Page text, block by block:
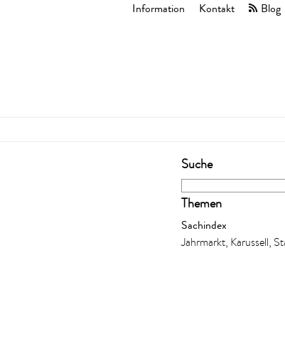
Information Kontakt Blog
Suche
Themen
Sachindex
Jahrmarkt, Karussell,